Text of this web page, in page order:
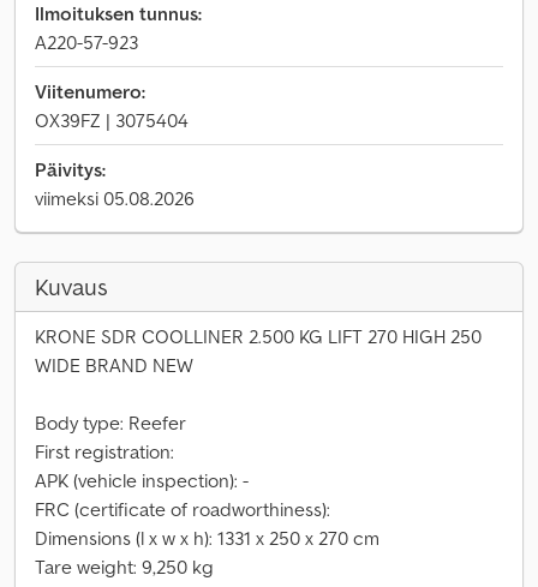
Ilmoituksen tunnus:
A220-57-923
Viitenumero:
OX39FZ | 3075404
Päivitys:
viimeksi 05.08.2026
Kuvaus
KRONE SDR COOLLINER 2.500 KG LIFT 270 HIGH 250
WIDE BRAND NEW
Body type: Reefer
First registration:
APK (vehicle inspection): -
FRC (certificate of roadworthiness):
Dimensions (l x w x h): 1331 x 250 x 270 cm
Tare weight: 9,250 kg